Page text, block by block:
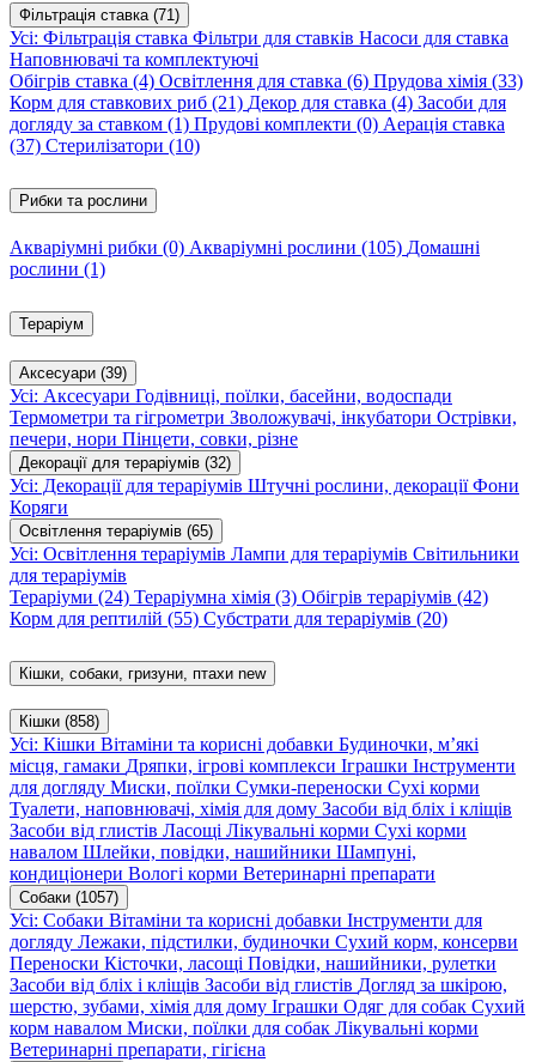
Фільтрація ставка (71)
Усі: Фільтрація ставка Фільтри для ставків Насоси для ставка
Наповнювачі та комплектуючі
Обігрів ставка (4) Освітлення для ставка (6) Прудова хімія (33)
Корм для ставкових риб (21) Декор для ставка (4) Засоби для
догляду за ставком (1) Прудові комплекти (0) Аерація ставка
(37) Стерилізатори (10)
Рибки та рослини
Акваріумні рибки (0) Акваріумні рослини (105) Домашні
рослини (1)
Тераріум
Аксесуари (39)
Усі: Аксесуари Годівниці, поїлки, басейни, водоспади
Термометри та гігрометри Зволожувачі, інкубатори Острівки,
печери, нори Пінцети, совки, різне
Декорації для тераріумів (32)
Усі: Декорації для тераріумів Штучні рослини, декораціїФони
Коряги
Освітлення тераріумів (65)
Усі: Освітлення тераріумів Лампи для тераріумів Світильники
для тераріумів
Тераріуми (24) Тераріумна хімія (3) Обігрів тераріумів (42)
Корм для рептилій (55) Субстрати для тераріумів (20)
Кішки, собаки, гризуни, птахи new
Кішки (858)
Усі: Кішки Вітаміни та корисні добавки Будиночки, м’які
місця, гамаки Дряпки, ігрові комплекси Іграшки Інструменти
для догляду Миски, поїлки Сумки-переноски Сухі корми
Туалети, наповнювачі, хімія для дому Засоби від бліх і кліщів
Засоби від глистів Ласощі Лікувальні корми Сухі корми
навалом Шлейки, повідки, нашийники Шампуні,
кондиціонери Вологі корми Ветеринарні препарати
Собаки (1057)
Усі: Собаки Вітаміни та корисні добавки Інструменти для
догляду Лежаки, підстилки, будиночки Сухий корм, консерви
Переноски Кісточки, ласощі Повідки, нашийники, рулетки
Засоби від бліх і кліщів Засоби від глистів Догляд за шкірою,
шерстю, зубами, хімія для дому Іграшки Одяг для собак Сухий
корм навалом Миски, поїлки для собак Лікувальні корми
Ветеринарні препарати, гігієна